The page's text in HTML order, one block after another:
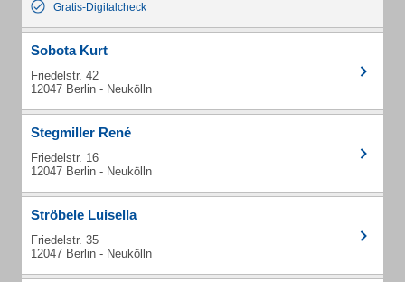
Gratis-Digitalcheck
Sobota Kurt
Friedelstr. 42
12047 Berlin - Neukölln
Stegmiller René
Friedelstr. 16
12047 Berlin - Neukölln
Ströbele Luisella
Friedelstr. 35
12047 Berlin - Neukölln